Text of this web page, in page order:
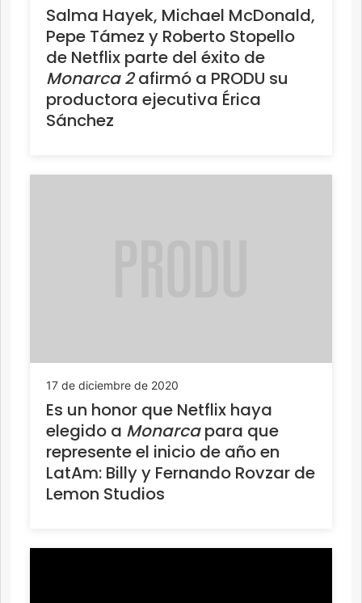
Salma Hayek, Michael McDonald,
Pepe Támez y Roberto Stopello
de Netflix parte del éxito de
Monarca 2afirmó a PRODU su
productora ejecutiva Érica
Sánchez
17 de diciembre de 2020
Es un honor que Netflix haya
elegido a Monarcapara que
represente el inicio de año en
LatAm: Billy y Fernando Rovzar de
Lemon Studios